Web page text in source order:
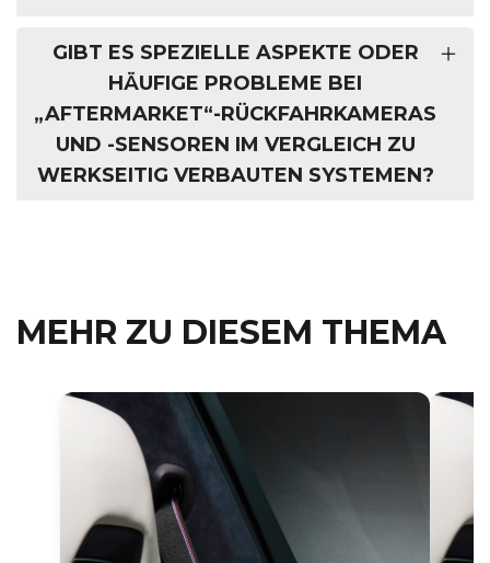
GIBT ES SPEZIELLE ASPEKTE ODER
HÄUFIGE PROBLEME BEI
„AFTERMARKET“-RÜCKFAHRKAMERAS
UND -SENSOREN IM VERGLEICH ZU
WERKSEITIG VERBAUTEN SYSTEMEN?
MEHR ZU DIESEM THEMA